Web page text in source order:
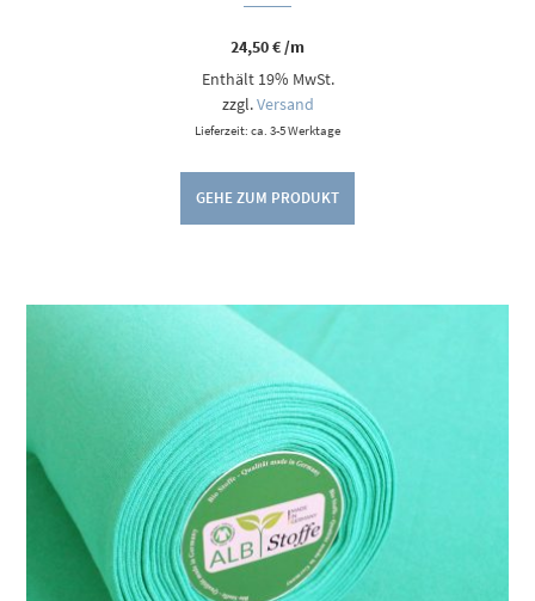
24,50€/m
Enthält 19% MwSt.
zzgl.Versand
Lieferzeit: ca. 3-5 Werktage
GEHE ZUM PRODUKT